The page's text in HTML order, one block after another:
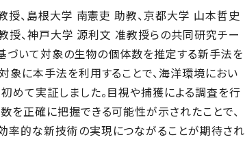
、島根大学 南憲吏 助教、京都大学 山本哲史
授、神戸大学 源利文 准教授らの共同研究チー
いて対象の生物の個体数を推定する新手法を
象に本手法を利用することで、海洋環境におい
めて実証しました。目視や捕獲による調査を行
を正確に把握できる可能性が示されたことで、
率的な新技術の実現につながることが期待され